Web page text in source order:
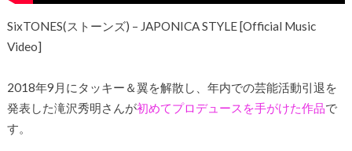
SixTONES(ストーンズ) – JAPONICA STYLE [Official Music
Video]
2018年9月にタッキー＆翼を解散し、年内での芸能活動引退を
発表した滝沢秀明さんが初めてプロデュースを手がけた作品で
す。